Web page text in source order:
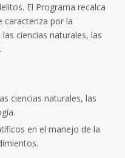
El Programa recalca
caracteriza por la
ciencias naturales, las
ciencias naturales, las
en el manejo de la